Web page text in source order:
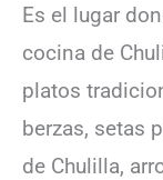
Es el lugar
cocina de
platos
berzas, setas
de Chulilla,